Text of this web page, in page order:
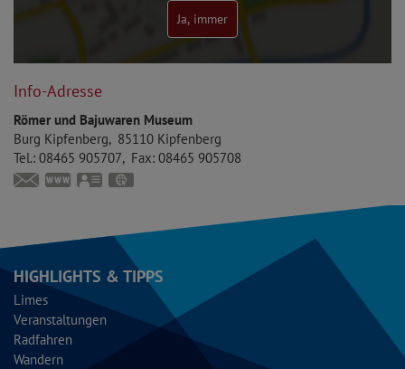
Ja, immer
Info-Adresse
Römer und Bajuwaren Museum
Burg Kipfenberg
85110 Kipfenberg
Tel.: 08465 905707 Fax: 08465 905708
museum@markt-kipfenberg.de
www.bajuwaren-kipfenberg.de
vCard
HIGHLIGHTS & TIPPS
Limes
Veranstaltungen
Radfahren
Wandern